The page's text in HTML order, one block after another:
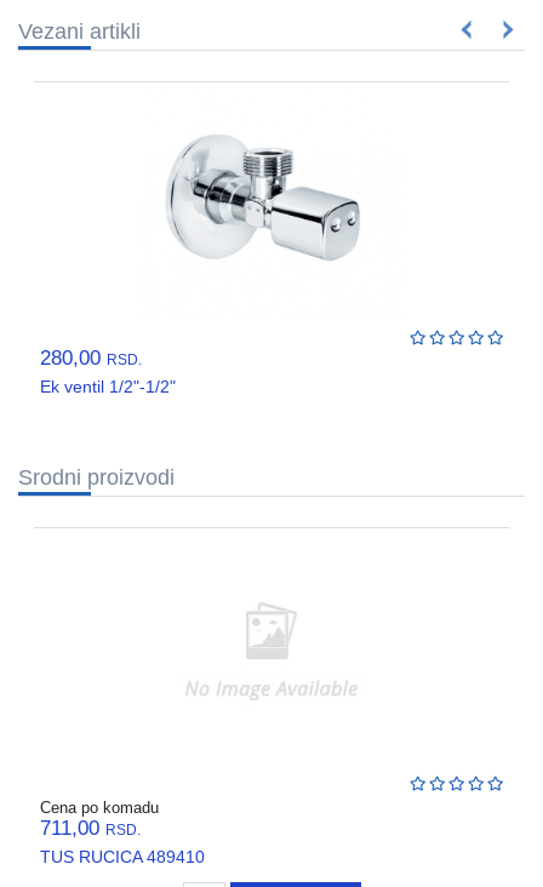
Vezani artikli
280,00 RSD.
Ek ventil 1/2"-1/2"
Srodni proizvodi
Cena po komadu
711,00 RSD.
TUS RUCICA 489410